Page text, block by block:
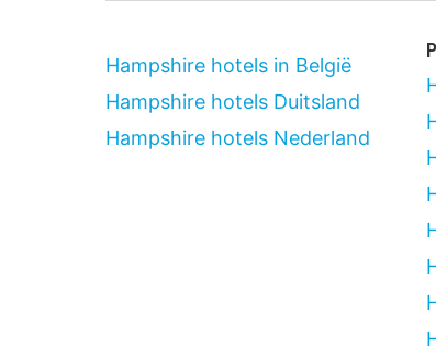
Hampshire hotels in België
Hampshire hotels Duitsland
Hampshire hotels Nederland